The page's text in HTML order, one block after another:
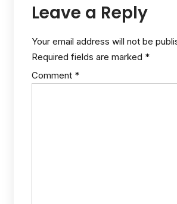
Leave a Reply
Your email address will not be
Required fields are marked *
Comment *